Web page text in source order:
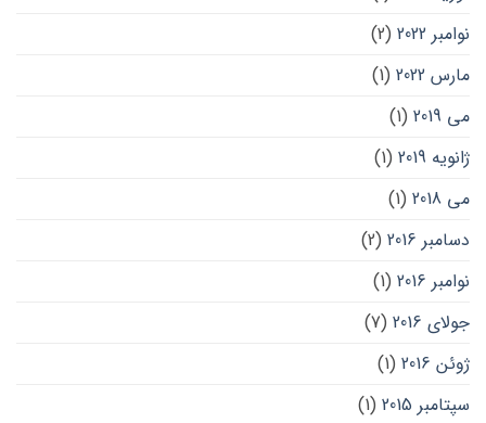
نوامبر 2022
(2)
مارس 2022
(1)
می 2019
(1)
ژانویه 2019
(1)
می 2018
(1)
دسامبر 2016
(2)
نوامبر 2016
(1)
جولای 2016
(7)
ژوئن 2016
(1)
سپتامبر 2015
(1)